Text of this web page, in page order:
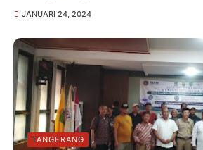
JANUARI 24, 2024
TANGERANG